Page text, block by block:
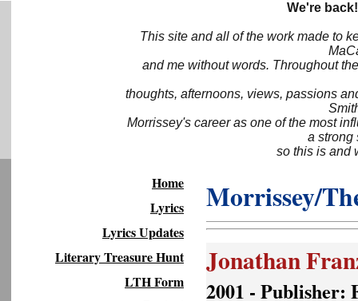
We're
This site and all of the work made to
and me without words. Throughout
thoughts, afternoons, views, passions
Morrissey's career as one of the most
a strong
so this is and
Home
Lyrics
Lyrics Updates
Literary Treasure Hunt
LTH Form
Morrissey/
Jonathan
2001 - Publisher: